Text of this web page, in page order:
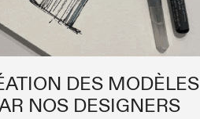
DES MODÈLES
NOS DESIGNERS